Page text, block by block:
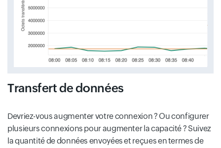
Transfert de données
Devriez-vous augmenter votre connexion ? Ou configurer
plusieurs connexions pour augmenter la capacité ? Suivez
la quantité de données envoyées et reçues en termes de